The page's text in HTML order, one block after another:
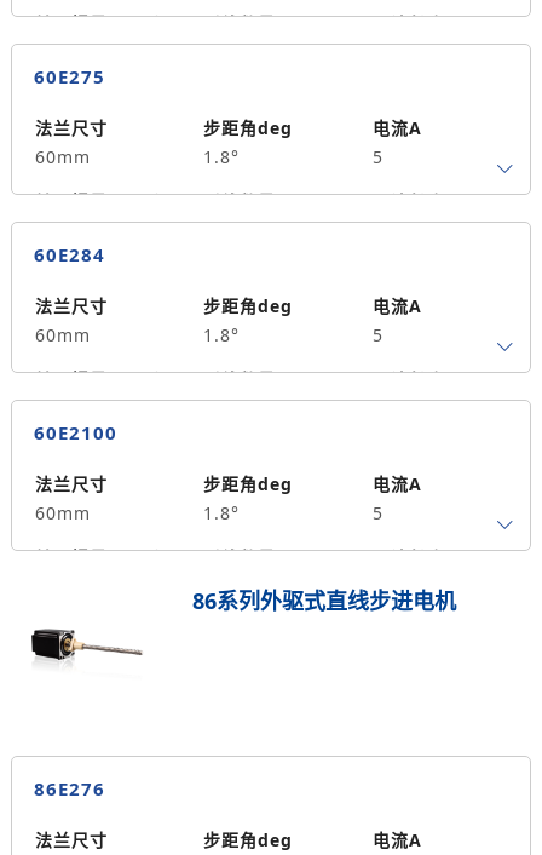
转子惯量g.cm²
4
引线数量
65
马达长度mm
2
590
60E275
法兰尺寸
60mm
步距角deg
1.8°
电流A
5
转子惯量g.cm²
4
引线数量
75
马达长度mm
2.5
640
60E284
法兰尺寸
60mm
步距角deg
1.8°
电流A
5
转子惯量g.cm²
4
引线数量
84
马达长度mm
3
690
60E2100
法兰尺寸
60mm
步距角deg
1.8°
电流A
5
转子惯量g.cm²
引线数量
100
马达长度mm
4
保持力矩N.m
850
86系列外驱式直线步进电机
86E276
法兰尺寸
步距角deg
电流A